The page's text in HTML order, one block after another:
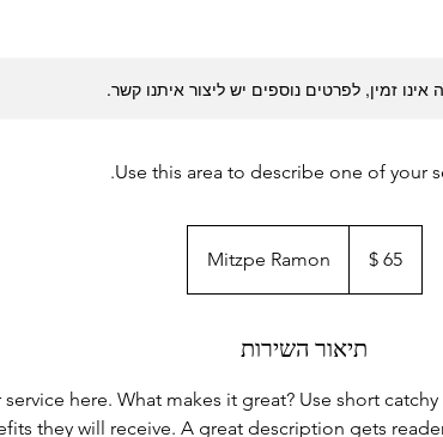
אינו זמין, לפרטים נוספים יש ליצור איתנו קשר.
Use this area to describe one of your
אמריקאי
‏65 ‏$
Mitzpe Ramon
תיאור השירות
here. What makes it great? Use short
they will receive. A great description gets